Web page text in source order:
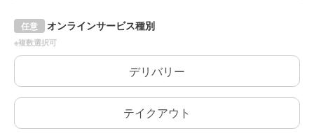
オンラインサービス種別
任意
※複数選択可
デリバリー
テイクアウト